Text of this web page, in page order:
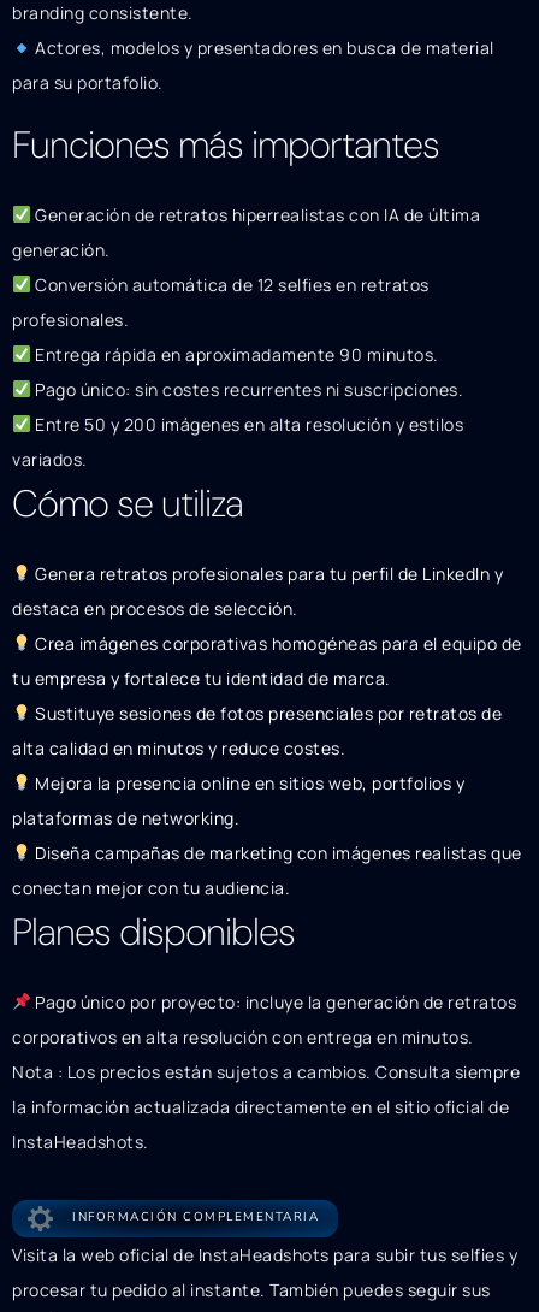
branding consistente.
Actores, modelos y presentadores en busca de material
para su portafolio.
Funciones más importantes
Generación de retratos hiperrealistas con IA de última
generación.
Conversión automática de 12 selfies en retratos
profesionales.
Entrega rápida en aproximadamente 90 minutos.
Pago único: sin costes recurrentes ni suscripciones.
Entre 50 y 200 imágenes en alta resolución y estilos
variados.
Cómo se utiliza
Genera retratos profesionales para tu perfil de LinkedIn y
destaca en procesos de selección.
Crea imágenes corporativas homogéneas para el equipo de
tu empresa y fortalece tu identidad de marca.
Sustituye sesiones de fotos presenciales por retratos de
alta calidad en minutos y reduce costes.
Mejora la presencia online en sitios web, portfolios y
plataformas de networking.
Diseña campañas de marketing con imágenes realistas que
conectan mejor con tu audiencia.
Planes disponibles
Pago único por proyecto: incluye la generación de retratos
corporativos en alta resolución con entrega en minutos.
Nota : Los precios están sujetos a cambios. Consulta siempre
la información actualizada directamente en el sitio oficial de
InstaHeadshots.
INFORMACIÓN COMPLEMENTARIA
Visita la web oficial de InstaHeadshots para subir tus selfies y
procesar tu pedido al instante. También puedes seguir sus